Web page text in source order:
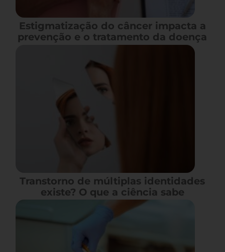
Estigmatização do câncer impacta a
prevenção e o tratamento da doença
Transtorno de múltiplas identidades
existe? O que a ciência sabe